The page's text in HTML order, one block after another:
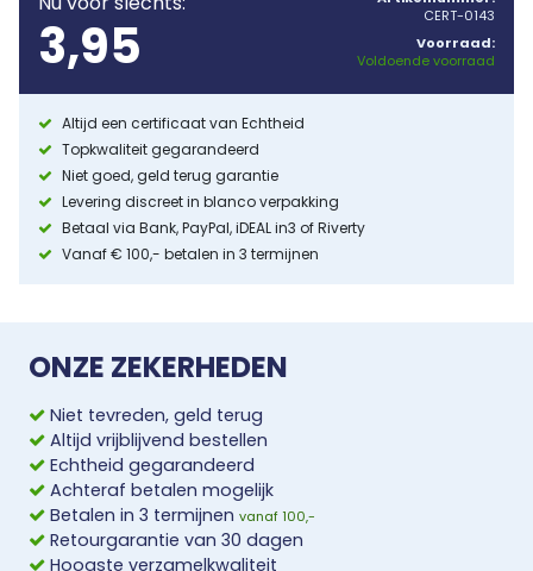
3,95
CERT-0143
Voorraad:
Voldoende voorraad
Altijd een certificaat van Echtheid
Topkwaliteit gegarandeerd
Niet goed, geld terug garantie
Levering discreet in blanco verpakking
Betaal via Bank, PayPal, iDEAL in3 of Riverty
Vanaf € 100,- betalen in 3 termijnen
ONZE ZEKERHEDEN
Niet tevreden, geld terug
Altijd vrijblijvend bestellen
Echtheid gegarandeerd
Achteraf betalen mogelijk
Betalen in 3 termijnen vanaf 100,-
Retourgarantie van 30 dagen
Hoogste verzamelkwaliteit